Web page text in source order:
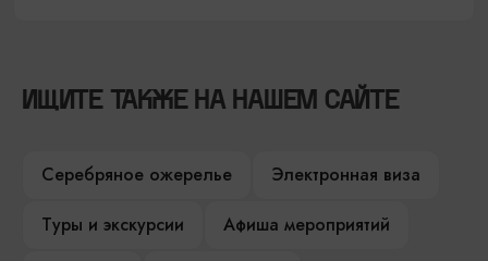
ИЩИТЕ ТАКЖЕ НА НАШЕМ САЙТЕ
Серебряное ожерелье
Электронная виза
Туры и экскурсии
Афиша мероприятий